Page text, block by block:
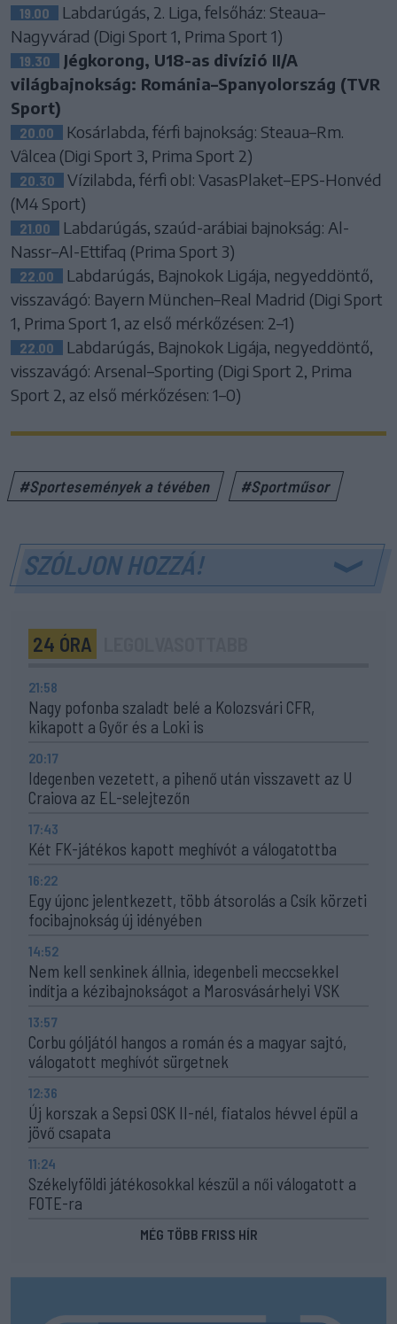
19.00
Labdarúgás, 2. Liga, felsőház: Steaua–
Nagyvárad (Digi Sport 1, Prima Sport 1)
19.30
Jégkorong, U18-as divízió II/A
világbajnokság: Románia–Spanyolország (TVR
Sport)
20.00
Kosárlabda, férfi bajnokság: Steaua–Rm.
Vâlcea (Digi Sport 3, Prima Sport 2)
20.30
Vízilabda, férfi obI: VasasPlaket–EPS-Honvéd
(M4 Sport)
21.00
Labdarúgás, szaúd-arábiai bajnokság: Al-
Nassr–Al-Ettifaq (Prima Sport 3)
22.00
Labdarúgás, Bajnokok Ligája, negyeddöntő,
visszavágó: Bayern München–Real Madrid (Digi Sport
1, Prima Sport 1, az első mérkőzésen: 2–1)
22.00
Labdarúgás, Bajnokok Ligája, negyeddöntő,
visszavágó: Arsenal–Sporting (Digi Sport 2, Prima
Sport 2, az első mérkőzésen: 1–0)
#Sportesemények a tévében #Sportműsor
SZÓLJON HOZZÁ!
24 ÓRA
21:58
Nagy pofonba szaladt belé a Kolozsvári CFR,
kikapott a Győr és a Loki is
20:17
Idegenben vezetett, a pihenő után visszavett az U
Craiova az EL-selejtezőn
17:43
Két FK-játékos kapott meghívót a válogatottba
16:22
Egy újonc jelentkezett, több átsorolás a Csík körzeti
focibajnokság új idényében
14:52
Nem kell senkinek állnia, idegenbeli meccsekkel
indítja a kézibajnokságot a Marosvásárhelyi VSK
13:57
Corbu góljától hangos a román és a magyar sajtó,
válogatott meghívót sürgetnek
12:36
Új korszak a Sepsi OSK II-nél, fiatalos hévvel épül a
jövő csapata
11:24
Székelyföldi játékosokkal készül a női válogatott a
FOTE-ra
MÉG TÖBB FRISS HÍR